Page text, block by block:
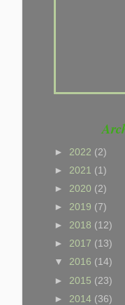
► 2022 (2)
► 2021 (1)
► 2020 (2)
► 2019 (7)
► 2018 (12)
► 2017 (13)
▼ 2016 (14)
► 2015 (23)
► 2014 (36)